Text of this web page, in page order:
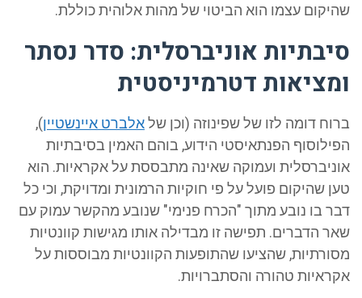
שהיקום עצמו הוא הביטוי של מהות אלוהית כוללת.
סיבתיות אוניברסלית: סדר נסתר
ומציאות דטרמיניסטית
ברוח דומה לזו של שפינוזה (וכן שלאלברט איינשטיין),
הפילוסוף הפנתאיסטי הידוע, בוהם האמין בסיבתיות
אוניברסלית ועמוקה שאינה מתבססת על אקראיות. הוא
טען שהיקום פועל על פי חוקיות הרמונית ומדויקת, וכי כל
דבר בו נובע מתוך "הכרח פנימי" שנובע מהקשר עמוק עם
שאר הדברים. תפישה זו מבדילה אותו מגישות קוונטיות
מסורתיות, שהציעו שהתופעות הקוונטיות מבוססות על
אקראיות טהורה והסתברויות.